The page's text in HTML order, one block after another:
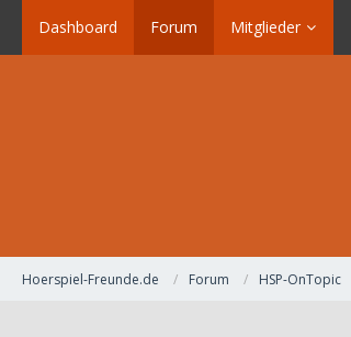
Dashboard Forum Mitglieder
Hoerspiel-Freunde.de Forum HSP-OnTopic